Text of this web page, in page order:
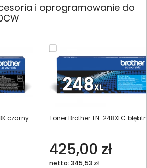
i oprogramowanie do
czarny Toner Brother TN-248XLC
425,00 zł
netto: 345,53 zł